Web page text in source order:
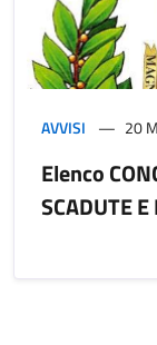
AVVISI 20
Elenco
SCADUTE